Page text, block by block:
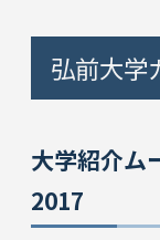
弘前大学
大学紹介ム
2017